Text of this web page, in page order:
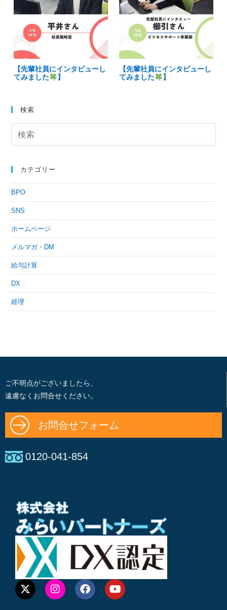
【先輩社員にインタビューし
てみました
】
【先輩社員にインタビューし
てみました
】
検索
カテゴリー
BPO
SNS
ホームページ
メルマガ・DM
給与計算
DX
経理
ご不明点がございましたら、
遠慮なくお問合せください。
お問合せフォーム
0120-041-854